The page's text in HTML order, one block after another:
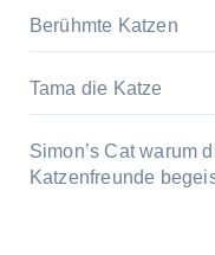
Berühmte Katzen
Tama die Katze
Simon’s Cat warum
Katzenfreunde